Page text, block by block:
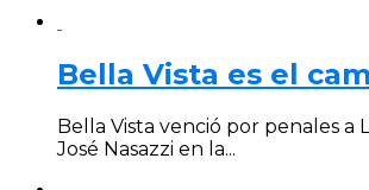
Bella Vista es el
Bella Vista venció por penales a
José Nasazzi en la...